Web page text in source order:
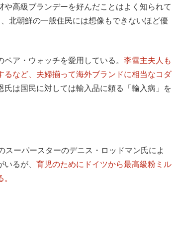
高級ブランデーを好んだことはよく知られて
北朝鮮の一般住民には想像もできないほど優
ア・ウォッチを愛用している。 李雪主夫人も
など、夫婦揃って海外ブランドに相当なコダ
氏は国民に対しては輸入品に頼る「輸入病」を
ーパースターのデニス・ロッドマン氏によ
るが、 育児のためにドイツから最高級粉ミル